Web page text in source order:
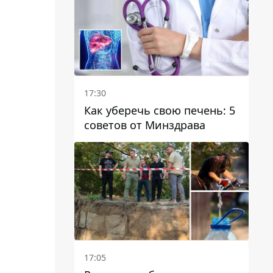
отопительному сезону
17:30
Как уберечь свою печень: 5
советов от Минздрава
17:05